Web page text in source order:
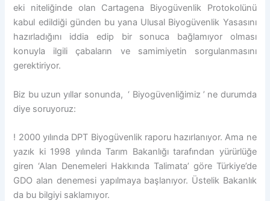
eki niteliğinde olan Cartagena Biyogüvenlik Protokolünü
kabul edildiği günden bu yana Ulusal Biyogüvenlik Yasasını
hazırladığını iddia edip bir sonuca bağlamıyor olması
konuyla ilgili çabaların ve samimiyetin sorgulanmasını
gerektiriyor.
Biz bu uzun yıllar sonunda, ‘ Biyogüvenliğimiz ’ ne durumda
diye soruyoruz:
! 2000 yılında DPT Biyogüvenlik raporu hazırlanıyor. Ama ne
yazık ki 1998 yılında Tarım Bakanlığı tarafından yürürlüğe
giren ‘Alan Denemeleri Hakkında Talimata’ göre Türkiye’de
GDO alan denemesi yapılmaya başlanıyor. Üstelik Bakanlık
da bu bilgiyi saklamıyor.